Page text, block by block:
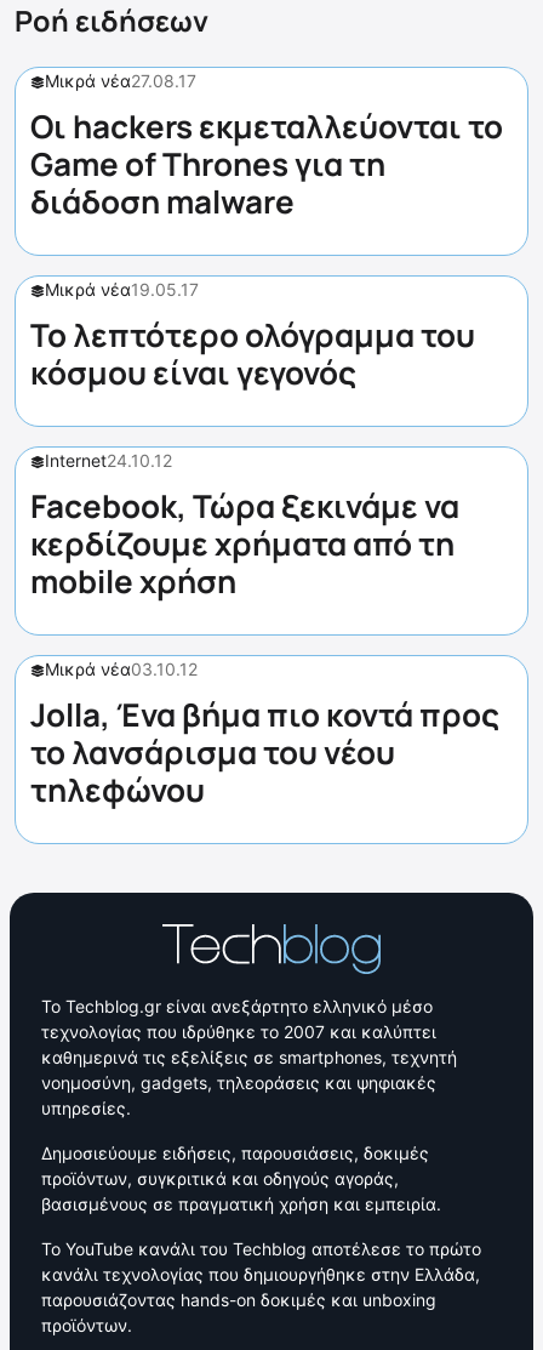
Ροή ειδήσεων
Μικρά νέα27.08.17
Οι hackers εκμεταλλεύονται το
Game of Thrones για τη
διάδοση malware
Μικρά νέα19.05.17
Το λεπτότερο ολόγραμμα του
κόσμου είναι γεγονός
Internet24.10.12
Facebook, Τώρα ξεκινάμε να
κερδίζουμε χρήματα από τη
mobile χρήση
Μικρά νέα03.10.12
Jolla, Ένα βήμα πιο κοντά προς
το λανσάρισμα του νέου
τηλεφώνου
Το Techblog.gr είναι ανεξάρτητο ελληνικό μέσο
τεχνολογίας που ιδρύθηκε το 2007 και καλύπτει
καθημερινά τις εξελίξεις σε smartphones, τεχνητή
νοημοσύνη, gadgets, τηλεοράσεις και ψηφιακές
υπηρεσίες.
Δημοσιεύουμε ειδήσεις, παρουσιάσεις, δοκιμές
προϊόντων, συγκριτικά και οδηγούς αγοράς,
βασισμένους σε πραγματική χρήση και εμπειρία.
Το YouTube κανάλι του Techblog αποτέλεσε το πρώτο
κανάλι τεχνολογίας που δημιουργήθηκε στην Ελλάδα,
παρουσιάζοντας hands-on δοκιμές και unboxing
προϊόντων.